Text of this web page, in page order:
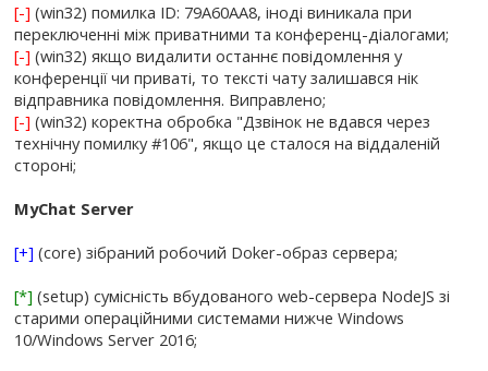
[-] (win32) помилка ID: 79A60AA8, іноді виникала при
переключенні між приватними та конференц-діалогами;
[-] (win32) якщо видалити останнє повідомлення у
конференції чи приваті, то тексті чату залишався нік
відправника повідомлення. Виправлено;
[-] (win32) коректна обробка "Дзвінок не вдався через
технічну помилку #106", якщо це сталося на віддаленій
стороні;
MyChat Server
[+] (core) зібраний робочий Doker-образ сервера;
[*] (setup) сумісність вбудованого web-сервера NodeJS зі
старими операційними системами нижче Windows
10/Windows Server 2016;